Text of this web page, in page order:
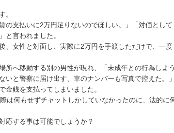
。
の支払いに2万円足りないのでほしい。」「対価として
と言われました。
、女性と対面し、実際に2万円を手渡しただけで、一度
所へ移動する別の男性が現れ、「未成年との行為しよう
いと警察に届け出す、車のナンバーも写真で控えた。」
金銭を支払ってしまいました。
は何もせずチャットしかしていなかったのに、法的に
応する事は可能でしょうか？